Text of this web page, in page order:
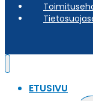
ETUSIVU